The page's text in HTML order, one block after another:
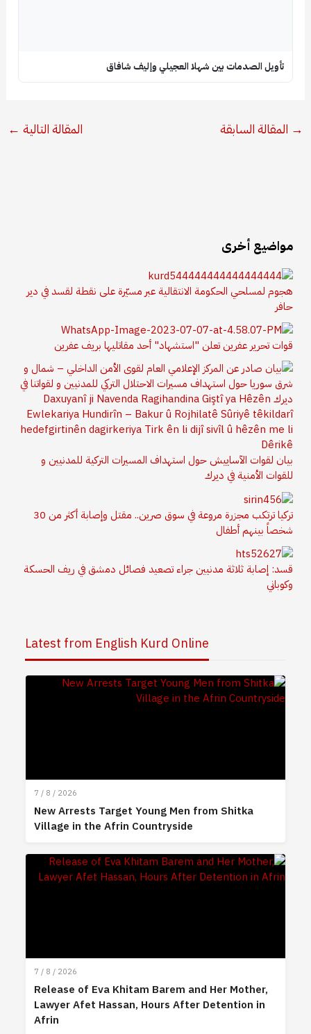
تأويل الصدمات بين شهلا العجيلي وإليف شافاق
→المقالة السابقة المقالة التالية←
مواضيع أخرى
هجوم لمسلحي الحكومة الانتقالية عبر مسيّرة على نقطة لقسد في دير
حافر
قوات تحرير عفرين تعلن "استشهاد" أحد مقاتليها بريف عفرين
بيان لقوات الآساييش حول استهداف المسيرات التركية للمدنيين و
للقوات الأمنية في ديرك
تركيا ترتكب مجزرة مروعة في سوق صرين.. مقتل وإصابة أكثر من 30
شخصاً بينهم أطفال
قسد: إصابة ثلاثة مدنيين جراء تصعيد فصائل دمشق في ريف الحسكة
وكوباني
Latest from English Kurd Online
7 / 8 / 2026
New Arrests Target Young Men from Shitka
Village in the Afrin Countryside
7 / 8 / 2026
Release of Eva Khitam Barem and Her Mother,
Lawyer Afet Hassan, Hours After Detention in
Afrin